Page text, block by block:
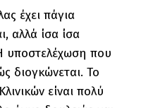
έχει πάγια
αλλά ίσα ίσα
υποστελέχωση που
διογκώνεται. Το
είναι πολύ